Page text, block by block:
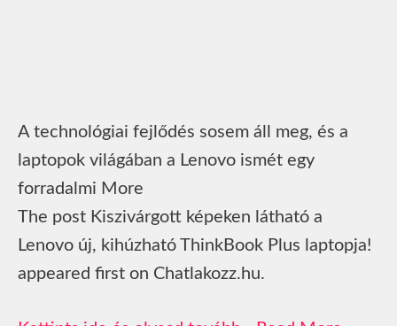
A technológiai fejlődés sosem áll meg, és a
laptopok világában a Lenovo ismét egy
forradalmi More
The post Kiszivárgott képeken látható a
Lenovo új, kihúzható ThinkBook Plus laptopja!
appeared first on Chatlakozz.hu.